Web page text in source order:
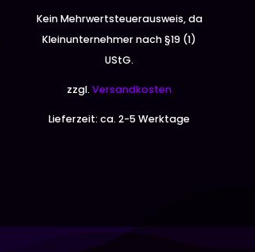
war:
33,90 €
ist:
29,90 €.
Kein Mehrwertsteuerausweis, da
Kleinunternehmer nach §19 (1)
UStG.
zzgl.Versandkosten
Lieferzeit:ca. 2-5 Werktage